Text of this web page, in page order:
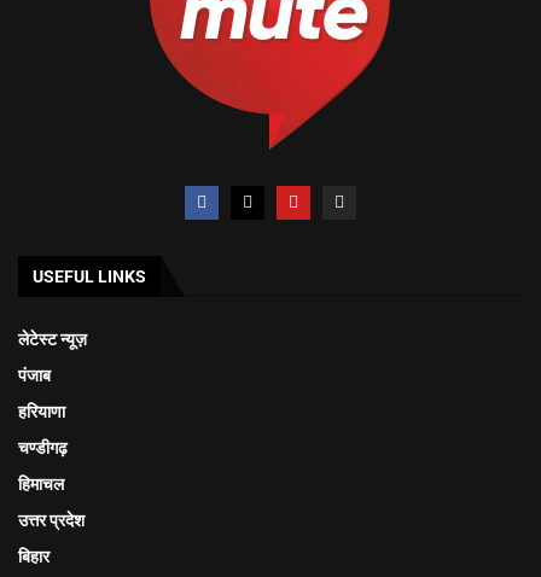
USEFUL LINKS
लेटेस्ट न्यूज़
पंजाब
हरियाणा
चण्डीगढ़
हिमाचल
उत्तर प्रदेश
बिहार